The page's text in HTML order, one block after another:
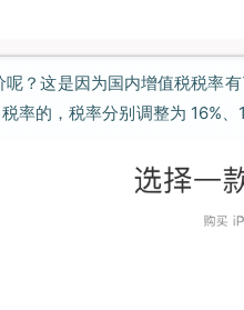
？这是因为国内增值税税率
率的，税率分别调整为 16%、